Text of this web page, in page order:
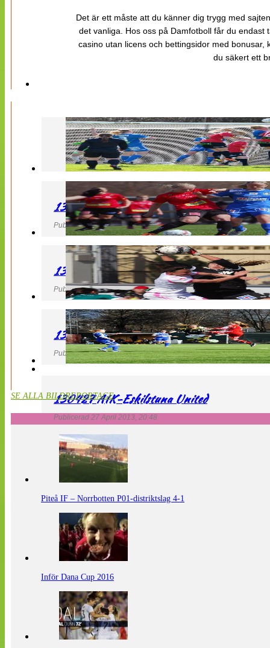
Det är ett måste att du känner dig trygg med
det vanliga. Hos oss på Damfotboll får du
casino utan licens och bettingsidor med
du säkert ett
130427 LB 07 – QBIK
Publicerad 27 April 2013, 22:40
130427 IF Limhamn Bunkeflo – QBIK
Publicerad 27 April 2013, 21:10
130427 LdB FC Malmö – Mallbackens IF
Publicerad 27 April 2013, 20:54
130427 AIK-Eskilstuna United
Publicerad 27 April 2013, 20:48
SE ALLA BILDREPORTAGE
Piteå IF – Norrbotten P01-distriktslag 4-1
Inför Dana Cup 2016